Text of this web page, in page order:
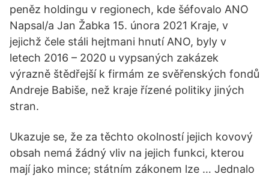
peněz holdingu v regionech, kde šéfovalo ANO
Napsal/a Jan Žabka 15. února 2021 Kraje, v
jejichž čele stáli hejtmani hnutí ANO, byly v
letech 2016 – 2020 u vypsaných zakázek
výrazně štědřejší k firmám ze svěřenských fondů
Andreje Babiše, než kraje řízené politiky jiných
stran.
Ukazuje se, že za těchto okolností jejich kovový
obsah nemá žádný vliv na jejich funkci, kterou
mají jako mince; státním zákonem lze … Jednalo